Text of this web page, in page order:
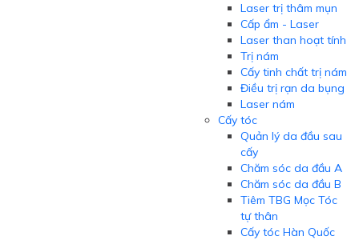
Laser trị thâm mụn
Cấp ẩm - Laser
Laser than hoạt tính
Trị nám
Cấy tinh chất trị nám
Điều trị rạn da bụng
Laser nám
Cấy tóc
Quản lý da đầu sau
cấy
Chăm sóc da đầu A
Chăm sóc da đầu B
Tiêm TBG Mọc Tóc
tự thân
Cấy tóc Hàn Quốc